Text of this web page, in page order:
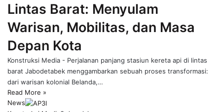
Lintas Barat: Menyulam
Warisan, Mobilitas, dan Masa
Depan Kota
Konstruksi Media - Perjalanan panjang stasiun kereta api di lintas
barat Jabodetabek menggambarkan sebuah proses transformasi:
dari warisan kolonial Belanda,…
Read More »
News